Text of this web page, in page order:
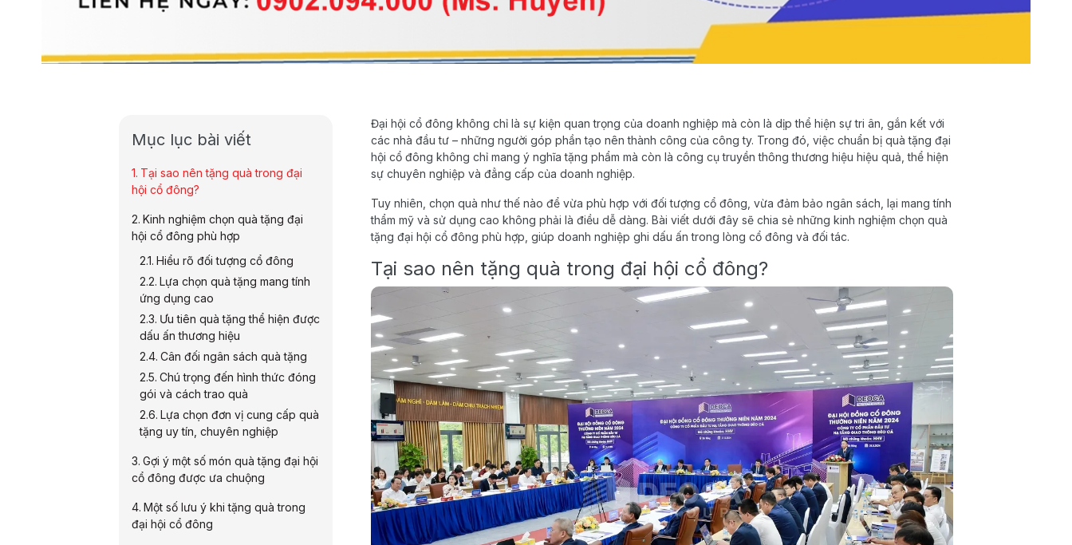
Đại hội cổ đông không chỉ là sự kiện quan trọng của doanh nghiệp mà còn là dịp thể hiện sự tri ân, gắn kết với
các nhà đầu tư – những người góp phần tạo nên thành công của công ty. Trong đó, việc chuẩn bị quà tặng đại
hội cổ đông không chỉ mang ý nghĩa tặng phẩm mà còn là công cụ truyền thông thương hiệu hiệu quả, thể hiện
sự chuyên nghiệp và đẳng cấp của doanh nghiệp.
Tuy nhiên, chọn quà như thế nào để vừa phù hợp với đối tượng cổ đông, vừa đảm bảo ngân sách, lại mang tính
thẩm mỹ và sử dụng cao không phải là điều dễ dàng. Bài viết dưới đây sẽ chia sẻ những kinh nghiệm chọn quà
tặng đại hội cổ đông phù hợp, giúp doanh nghiệp ghi dấu ấn trong lòng cổ đông và đối tác.
Tại sao nên tặng quà trong đại hội cổ đông?
Mục lục bài viết
Tại sao nên tặng quà trong đại
hội cổ đông?
Kinh nghiệm chọn quà tặng đại
hội cổ đông phù hợp
Hiểu rõ đối tượng cổ đông
Lựa chọn quà tặng mang tính
ứng dụng cao
Ưu tiên quà tặng thể hiện được
dấu ấn thương hiệu
Cân đối ngân sách quà tặng
Chú trọng đến hình thức đóng
gói và cách trao quà
Lựa chọn đơn vị cung cấp quà
tặng uy tín, chuyên nghiệp
Gợi ý một số món quà tặng đại hội
cổ đông được ưa chuộng
Một số lưu ý khi tặng quà trong
đại hội cổ đông